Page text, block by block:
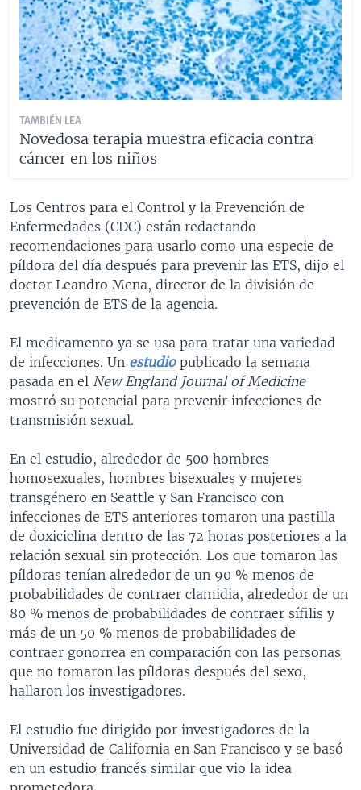
TAMBIÉN LEA
Novedosa terapia muestra eficacia contra
cáncer en los niños
Los Centros para el Control y la Prevención de
Enfermedades (CDC) están redactando
recomendaciones para usarlo como una especie de
píldora del día después para prevenir las ETS, dijo el
doctor Leandro Mena, director de la división de
prevención de ETS de la agencia.
El medicamento ya se usa para tratar una variedad
de infecciones. Un estudiopublicado la semana
pasada en el New England Journal of Medicine
mostró su potencial para prevenir infecciones de
transmisión sexual.
En el estudio, alrededor de 500 hombres
homosexuales, hombres bisexuales y mujeres
transgénero en Seattle y San Francisco con
infecciones de ETS anteriores tomaron una pastilla
de doxiciclina dentro de las 72 horas posteriores a la
relación sexual sin protección. Los que tomaron las
píldoras tenían alrededor de un 90 % menos de
probabilidades de contraer clamidia, alrededor de un
80 % menos de probabilidades de contraer sífilis y
más de un 50 % menos de probabilidades de
contraer gonorrea en comparación con las personas
que no tomaron las píldoras después del sexo,
hallaron los investigadores.
El estudio fue dirigido por investigadores de la
Universidad de California en San Francisco y se basó
en un estudio francés similar que vio la idea